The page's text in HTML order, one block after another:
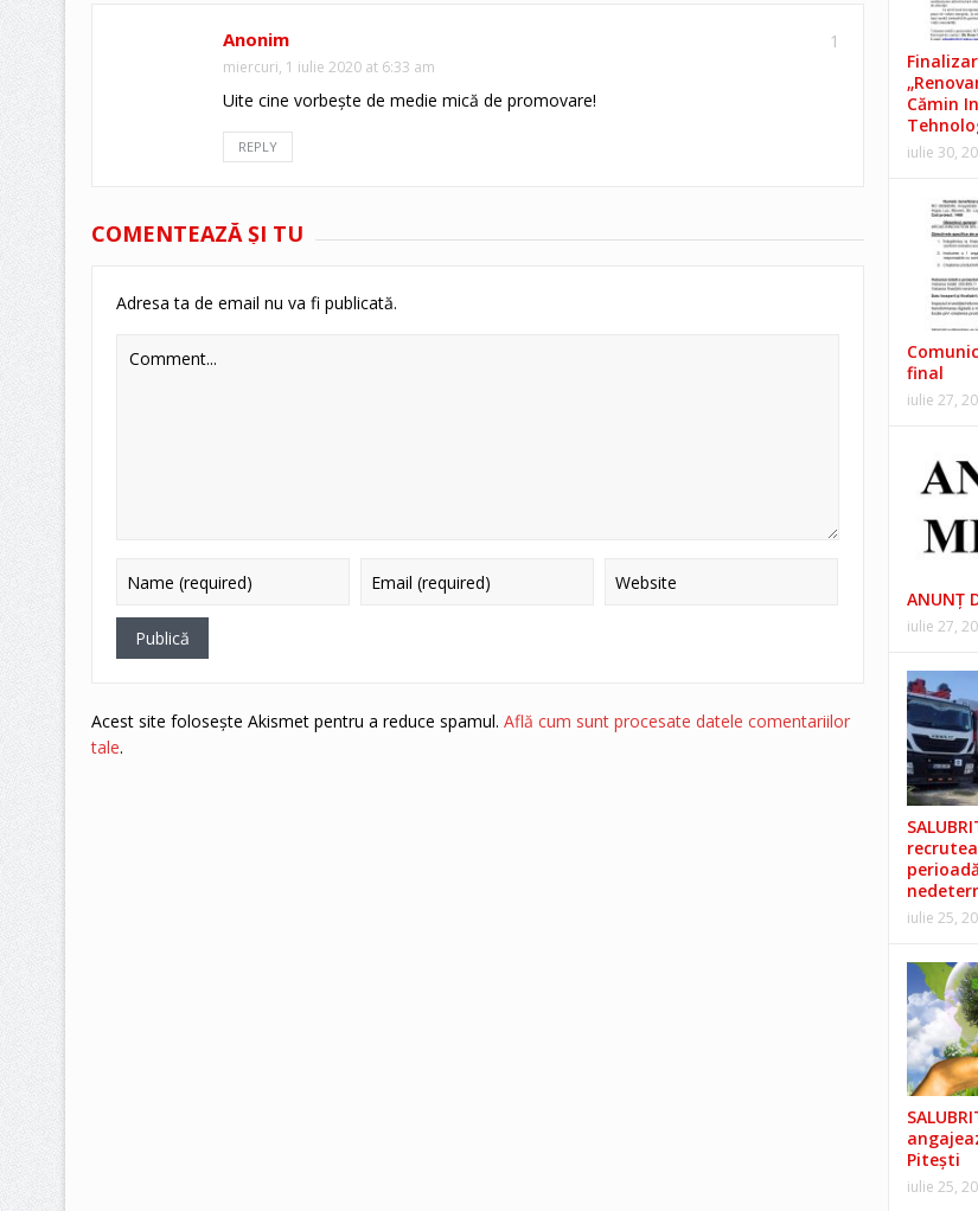
1
Anonim
miercuri, 1 iulie 2020 at 6:33 am
Uite cine vorbeşte de medie mică de promovare!
REPLY
COMENTEAZĂ ŞI TU
Adresa ta de email nu va fi publicată.
Acest site folosește Akismet pentru a reduce spamul. Află cum sunt procesate datele comentariilor
tale.
Cămin
iulie 30,
final
iulie 27,
ANUNŢ
iulie 27,
perioadă
iulie 25,
Pitești
iulie 25,